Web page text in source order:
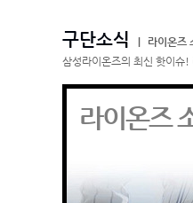
구단소식
라이온즈
삼성라이온즈의 최신 핫이슈!
라이온즈